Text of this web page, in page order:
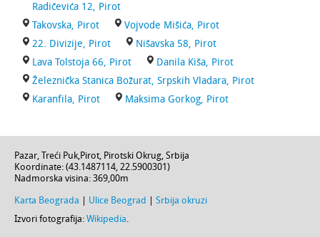
Radičevića 12, Pirot
Takovska, Pirot
Vojvode Mišića, Pirot
22. Divizije, Pirot
Nišavska 58, Pirot
Lava Tolstoja 66, Pirot
Danila Kiša, Pirot
Železnička Stanica Božurat, Srpskih Vladara, Pirot
Karanfila, Pirot
Maksima Gorkog, Pirot
Pazar, Treći Puk,Pirot, Pirotski Okrug, Srbija
Koordinate: (43.1487114, 22.5900301 )
Nadmorska visina: 369,00m
Karta Beograda Ulice Beograd
Srbija okruzi
Izvori fotografija: Wikipedia.